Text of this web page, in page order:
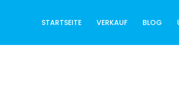
STARTSEITE VERKAUF BLOG